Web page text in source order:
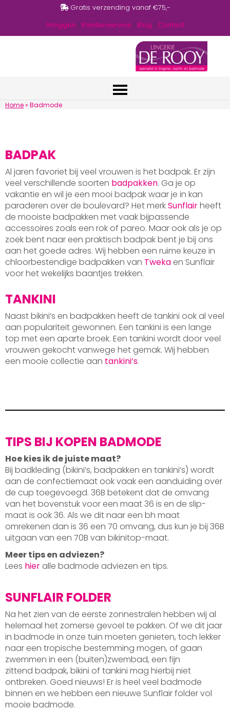
Gratis verzending vanaf €75,-
Inloggen | Klantenservice | Blog | Contact
Home» Badmode
BADPAK
Al jaren favoriet bij veel vrouwen is het badpak. Er zijn
veel verschillende soorten badpakken. Ga je op
vakantie en wil je een mooi badpak waar je in kan
paraderen over de boulevard? Het merkSunflairheeft
de mooiste badpakken met vaak bijpassende
accessoires zoals een rok of pareo. Maar ook als je op
zoek bent naar een praktisch badpak bent je bij ons
aan het goede adres. Wij hebben een ruime keuze in
chloorbestendige badpakken van Tweka en Sunflair
voor het wekelijks baantjes trekken.
TANKINI
Naast bikini’s en badpakken heeft de tankini ook al veel
aan populariteit gewonnen. Een tankini is een lange
top met een aparte broek. Een tankini wordt door veel
vrouwen gekocht vanwege het gemak. Wij hebben
een mooie collectie aan tankini’s.
TIPS BIJ KOPEN BADMODE
Hoe kies ik de juiste maat?
Bij badkleding (bikini’s, badpakken en tankini’s) wordt
aan de confectiemaat ook vaak een aanduiding over
de cup toegevoegd. 36B betekent dat de omvang
van het bovenstuk voor een maat 36 is en de slip-
maat is ook 36. Als we dit naar een bh maat
omrekenen dan is 36 een 70 omvang, dus kun je bij 36B
uitgaan van een 70B van bikinitop-maat.
Meer tips en adviezen?
Lees hier alle badmode adviezen en tips.
SUNFLAIR FOLDER
Na het zien van de eerste zonnestralen hebben wij al
helemaal het zomerse gevoel te pakken. Of we dit jaar
in badmode in onze tuin moeten genieten, toch lekker
naar een tropische bestemming mogen, of gaan
zwemmen in een (buiten)zwembad, een fijn
zittend badpak, bikini of tankini mag hierbij niet
ontbreken. Goed nieuws! Er is heel veel badmode
binnen en we hebben een nieuwe Sunflair folder vol
mooie badmode.